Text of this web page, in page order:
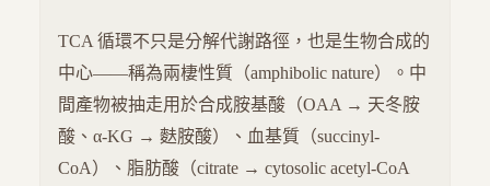
TCA 循環不只是分解代謝路徑，也是生物合成的
中心——稱為兩棲性質（amphibolic nature）。中
間產物被抽走用於合成胺基酸（OAA → 天冬胺
酸、α-KG → 麩胺酸）、血基質（succinyl-
CoA）、脂肪酸（citrate → cytosolic acetyl-CoA